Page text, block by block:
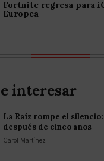
Fortnite regresa para
Europea
interesar
La Raíz rompe el
después de cinco años
Carol Martínez